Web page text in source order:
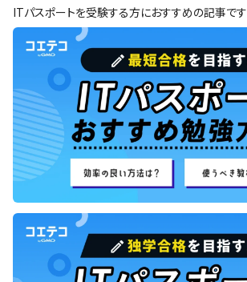
ITパスポートを受験する方におすすめの記事です